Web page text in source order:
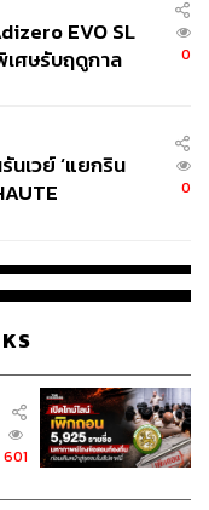
EVO SL
เศษรับฤดูกาล
0
นเวย์ ‘แยกริน
0
601